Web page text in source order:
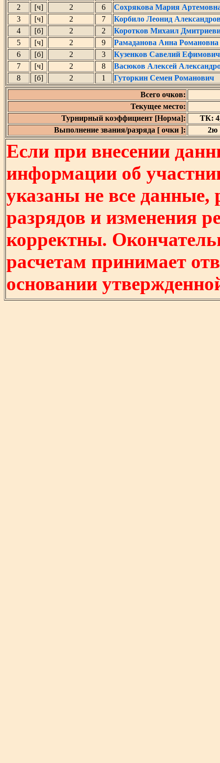
2
[ч] 2 6
Сохрякова Мария
3
[ч] 2 7
Корбило Леонид
4
[б] 2 2
Коротков Михаил
5
[ч] 2 9
Рамаданова Анна Романовна
6
[б] 2 3
Кузенков Савелий Ефимович
7
[ч] 2 8
Васюков Алексей
8
[б] 2 1
Гуторкин Семен Романович
Всего очков:
Текущее место:
Турнирный коэффициент [Норма]:
ТК:
Выполнение звания/разряда [ очки ]:
2ю
Если при внесении
информации об
указаны не все
разрядов и изменения
корректны.
расчетам принимает
основании